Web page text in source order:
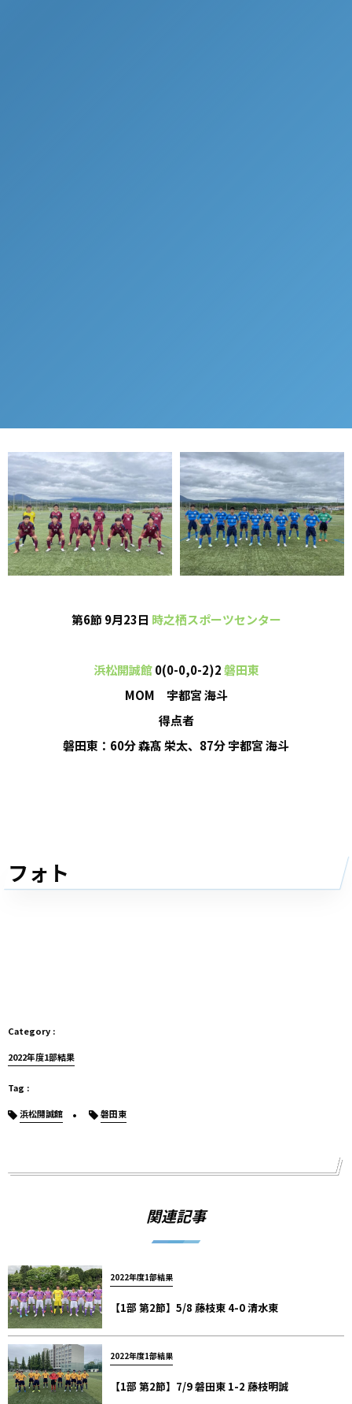
第6節 9月23日 時之栖スポーツセンター
浜松開誠館0(0-0,0-2)2磐田東
MOM 宇都宮 海斗
得点者
磐田東：60分 森髙 栄太、87分 宇都宮 海斗
フォト
2022年度1部結果
浜松開誠館 磐田東
関連記事
2022年度1部結果
【1部 第2節】5/8 藤枝東 4-0 清水東
2022年度1部結果
【1部 第2節】7/9 磐田東 1-2 藤枝明誠